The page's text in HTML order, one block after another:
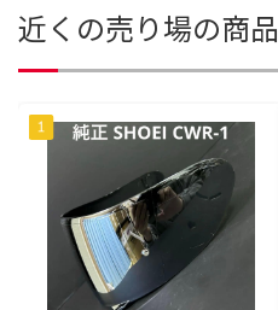
近くの売り場の商品